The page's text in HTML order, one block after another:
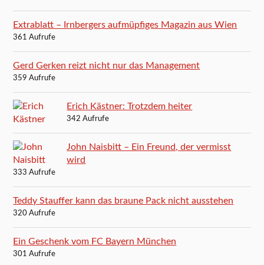
Extrablatt – Irnbergers aufmüpfiges Magazin aus Wien
361 Aufrufe
Gerd Gerken reizt nicht nur das Management
359 Aufrufe
Erich Kästner: Trotzdem heiter
342 Aufrufe
John Naisbitt – Ein Freund, der vermisst
wird
333 Aufrufe
Teddy Stauffer kann das braune Pack nicht ausstehen
320 Aufrufe
Ein Geschenk vom FC Bayern München
301 Aufrufe